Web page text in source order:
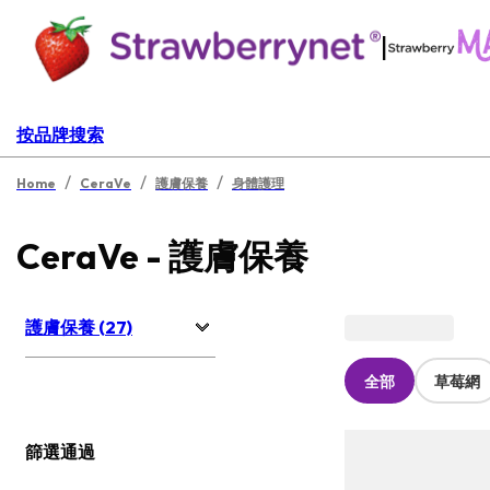
|
按品牌搜索
Home / CeraVe / 護膚保養 / 身體護理
CeraVe - 護膚保養
護膚保養 (27)
篩選通過
全部 草莓網